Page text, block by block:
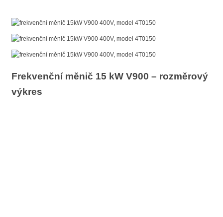
Frekvenční měnič 15 kW V900 – rozměrový
výkres